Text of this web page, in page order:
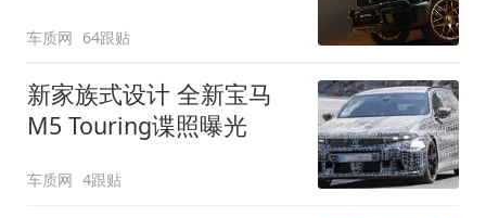
车质网 64跟贴
新家族式设计 全新宝马
M5 Touring谍照曝光
车质网 4跟贴